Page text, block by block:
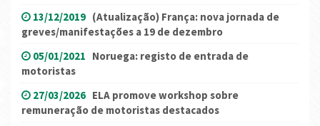
13/12/2019 (Atualização) França: nova jornada de
greves/manifestações a 19 de dezembro
05/01/2021 Noruega: registo de entrada de
motoristas
27/03/2026 ELA promove workshop sobre
remuneração de motoristas destacados